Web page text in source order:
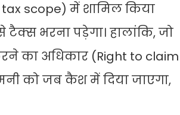
scope) में शामिल किया
भरना पड़ेगा। हालांकि, जो
का अधिकार (Right to claim
को जब कैश में दिया जाएगा,